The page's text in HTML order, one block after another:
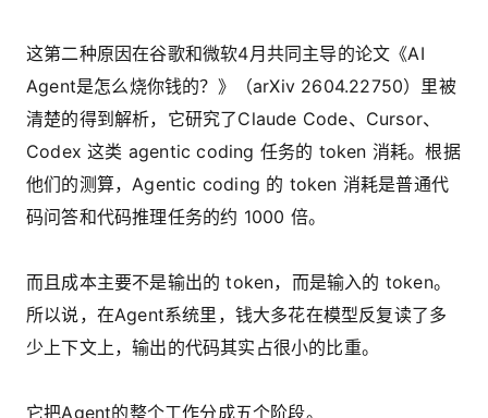
这第二种原因在谷歌和微软4月共同主导的论文《AI
Agent是怎么烧你钱的？》（arXiv 2604.22750）里被
清楚的得到解析，它研究了Claude Code、Cursor、
Codex 这类 agentic coding 任务的 token 消耗。根据
他们的测算，Agentic coding 的 token 消耗是普通代
码问答和代码推理任务的约 1000 倍。
而且成本主要不是输出的 token，而是输入的 token。
所以说，在Agent系统里，钱大多花在模型反复读了多
少上下文上，输出的代码其实占很小的比重。
它把Agent的整个工作分成五个阶段。